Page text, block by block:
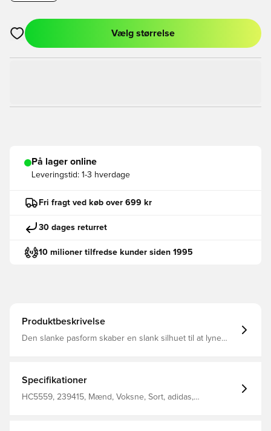
Åbner en Modal til at logge ind eller tilmelde dig som medlem
Vælg størrelse
På lager online
Leveringstid: 1-3 hverdage
Fri fragt ved køb over 699 kr
30 dages returret
10 milioner tilfredse kunder siden 1995
Produktbeskrivelse
Den slanke pasform skaber en slank silhuet til at lyne
støvler Fremstillet af 100 % polyester.
Specifikationer
HC5559, 239415, Mænd, Voksne, Sort, adidas,